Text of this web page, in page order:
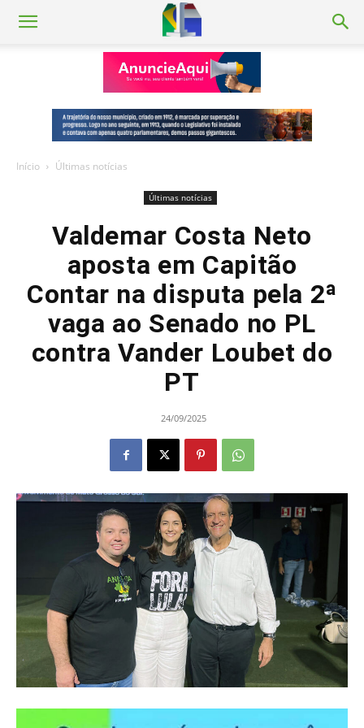
Início Últimas notícias
Últimas notícias
Valdemar Costa Neto
aposta em Capitão
Contar na disputa pela 2ª
vaga ao Senado no PL
contra Vander Loubet do
PT
24/09/2025